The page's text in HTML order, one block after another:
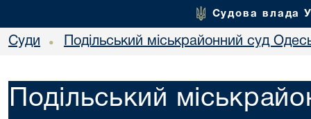
Судова влада
Суди • Подільський міськрайонний суд
Подільський